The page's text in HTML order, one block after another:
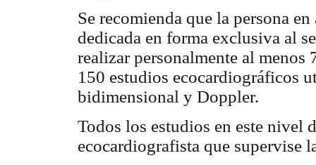
Se recomienda que la persona
dedicada en forma exclusiva al
realizar personalmente al menos
150 estudios ecocardiográficos
bidimensional y Doppler.
Todos los estudios en este nivel
ecocardiografista que supervise